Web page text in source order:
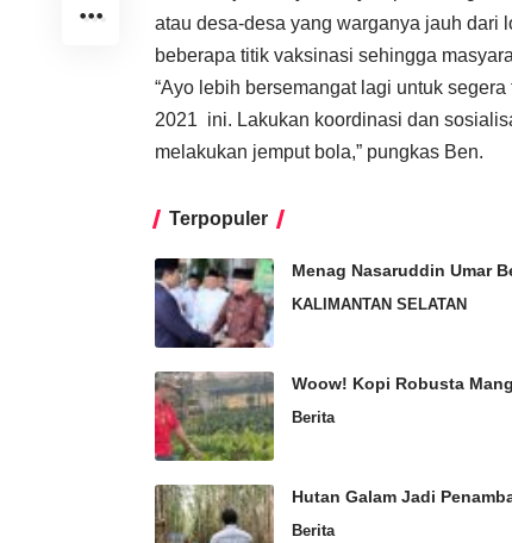
atau desa-desa yang warganya jauh dari
beberapa titik vaksinasi sehingga
“Ayo lebih bersemangat lagi untuk
2021 ini. Lakukan koordinasi dan
melakukan jemput bola,” pungkas Ben.
Terpopuler
Menag Nasaruddin Umar
KALIMANTAN SELATAN
Woow! Kopi Robusta
Berita
Hutan Galam Jadi
Berita